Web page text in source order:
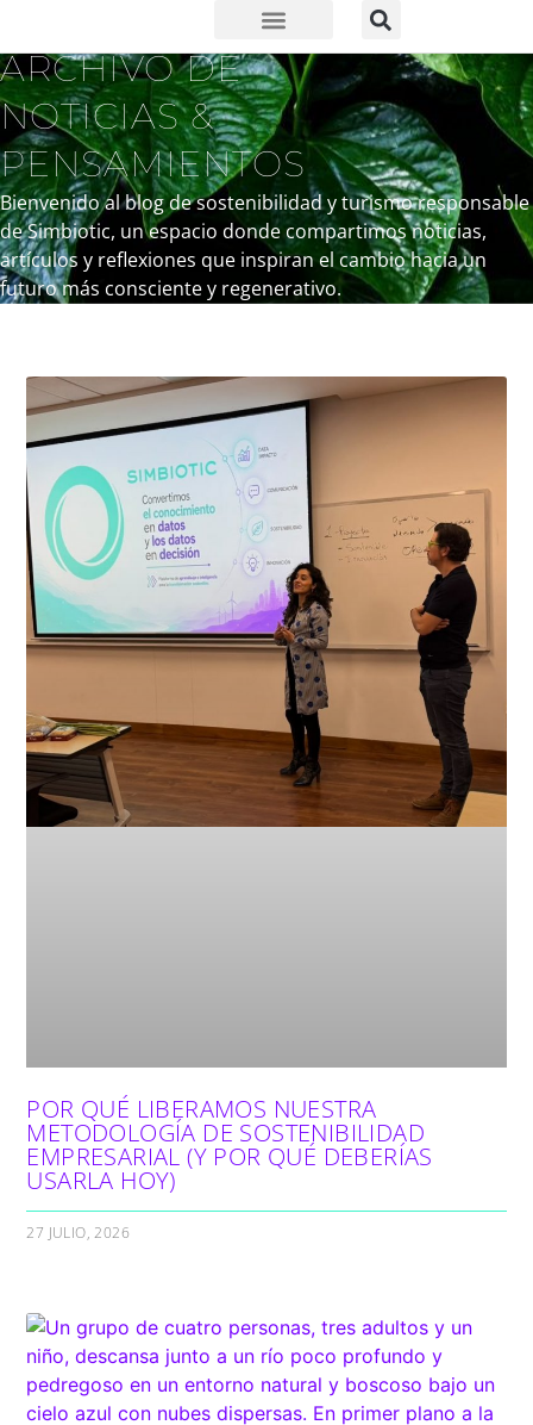
ARCHIVO DE
NOTICIAS &
PENSAMIENTOS
Bienvenido al blog de sostenibilidad y turismo responsable
de Simbiotic, un espacio donde compartimos noticias,
artículos y reflexiones que inspiran el cambio hacia un
futuro más consciente y regenerativo.
POR QUÉ LIBERAMOS NUESTRA
METODOLOGÍA DE SOSTENIBILIDAD
EMPRESARIAL (Y POR QUÉ DEBERÍAS
USARLA HOY)
27 JULIO, 2026